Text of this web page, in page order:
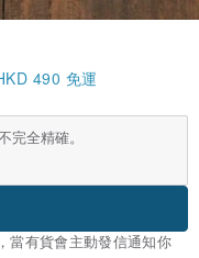
490 免運
全精確。
當有貨會主動發信通知你